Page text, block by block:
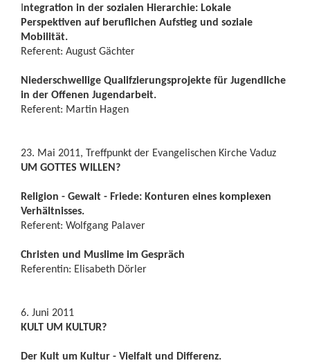
Integration in der sozialen Hierarchie: Lokale
Perspektiven auf beruflichen Aufstieg und soziale
Mobilität.
Referent: August Gächter
Niederschwellige Qualifzierungsprojekte für Jugendliche
in der Offenen Jugendarbeit.
Referent: Martin Hagen
23. Mai 2011, Treffpunkt der Evangelischen Kirche Vaduz
UM GOTTES WILLEN?
Religion - Gewalt - Friede: Konturen eines komplexen
Verhältnisses.
Referent: Wolfgang Palaver
Christen und Muslime im Gespräch
Referentin: Elisabeth Dörler
6. Juni 2011
KULT UM KULTUR?
Der Kult um Kultur - Vielfalt und Differenz.